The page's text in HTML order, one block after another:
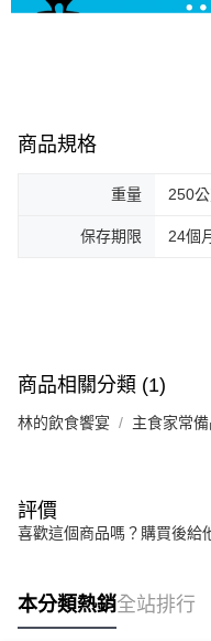
商品規格
重量 250
保存期限 24個
商品相關分類 (1)
林的飲食饗宴 主食家常備
評價
喜歡這個商品嗎？購買後給
本分類熱銷全站排行